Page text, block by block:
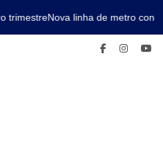
trimestreNova linha de metro